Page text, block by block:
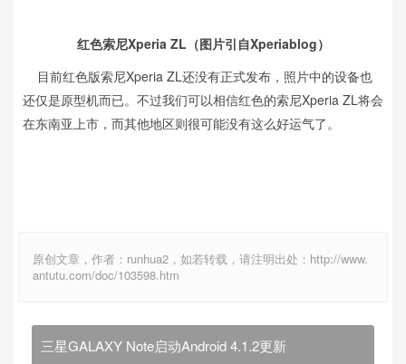
红色索尼Xperia ZL（图片引自Xperiablog）
目前红色版索尼Xperia ZL还没有正式发布，照片中的设备也
还仅是原型机而已。不过我们可以相信红色的索尼Xperia ZL将会
在东南亚上市，而其他地区则很可能没有这么好运气了。
原创文章，作者：runhua2，如若转载，请注明出处：http://www.
antutu.com/doc/103598.htm
三星GALAXY Note启动Android 4.1.2更新